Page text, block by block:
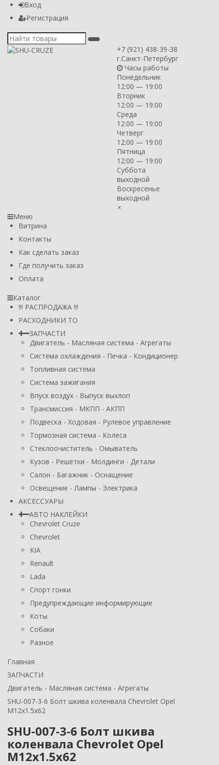
Вход
Регистрация
+7 (921) 438-39-38
г.Санкт-Петербург
Часы работы
Понедельник
12:00 — 19:00
Вторник
12:00 — 19:00
Среда
12:00 — 19:00
Четверг
12:00 — 19:00
Пятница
12:00 — 19:00
Суббота
выходной
Воскресенье
выходной
×
Меню
Витрина
Контакты
Как сделать заказ
Где получить заказ
Оплата
Каталог
!!! РАСПРОДАЖА !!!
РАСХОДНИКИ ТО
ЗАПЧАСТИ
Двигатель - Масляная система - Агрегаты
Система охлаждения - Печка - Кондиционер
Топливная система
Система зажигания
Впуск воздух - Выпуск выхлоп
Трансмиссия - МКПП - АКПП
Подвеска - Ходовая - Рулевое управление
Тормозная система - Колеса
Стеклоочиститель - Омыватель
Кузов - Решётки - Молдинги - Детали
Салон - Багажник - Оснащение
Освещение - Лампы - Электрика
АКСЕССУАРЫ
АВТО НАКЛЕЙКИ
Chevrolet Cruze
Chevrolet
KIA
Renault
Lada
Спорт гонки
Предупреждающие информирующие
Коты
Собаки
Разное
Главная
ЗАПЧАСТИ
Двигатель - Масляная система - Агрегаты
SHU-007-3-6 Болт шкива коленвала Chevrolet Opel
M12x1.5x62
SHU-007-3-6 Болт шкива
коленвала Chevrolet Opel
M12x1.5x62